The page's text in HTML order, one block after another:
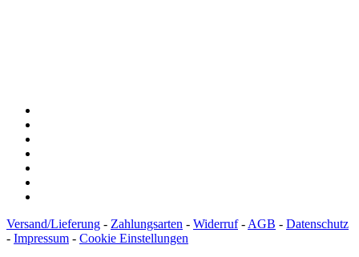
Versand/Lieferung - Zahlungsarten - Widerruf- AGB - Datenschutz
- Impressum - Cookie Einstellungen